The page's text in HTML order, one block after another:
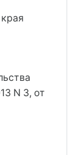
N 3, от